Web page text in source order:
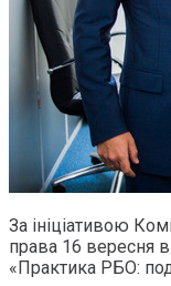
За ініціативою
права 16 вересня
«Практика РБО: